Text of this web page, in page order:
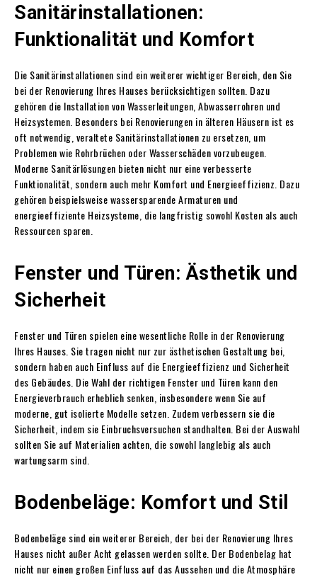
Sanitärinstallationen:
Funktionalität und Komfort
Die Sanitärinstallationen sind ein weiterer wichtiger Bereich, den Sie
bei der Renovierung Ihres Hauses berücksichtigen sollten. Dazu
gehören die Installation von Wasserleitungen, Abwasserrohren und
Heizsystemen. Besonders bei Renovierungen in älteren Häusern ist es
oft notwendig, veraltete Sanitärinstallationen zu ersetzen, um
Problemen wie Rohrbrüchen oder Wasserschäden vorzubeugen.
Moderne Sanitärlösungen bieten nicht nur eine verbesserte
Funktionalität, sondern auch mehr Komfort und Energieeffizienz. Dazu
gehören beispielsweise wassersparende Armaturen und
energieeffiziente Heizsysteme, die langfristig sowohl Kosten als auch
Ressourcen sparen.
Fenster und Türen: Ästhetik und
Sicherheit
Fenster und Türen spielen eine wesentliche Rolle in der Renovierung
Ihres Hauses. Sie tragen nicht nur zur ästhetischen Gestaltung bei,
sondern haben auch Einfluss auf die Energieeffizienz und Sicherheit
des Gebäudes. Die Wahl der richtigen Fenster und Türen kann den
Energieverbrauch erheblich senken, insbesondere wenn Sie auf
moderne, gut isolierte Modelle setzen. Zudem verbessern sie die
Sicherheit, indem sie Einbruchsversuchen standhalten. Bei der Auswahl
sollten Sie auf Materialien achten, die sowohl langlebig als auch
wartungsarm sind.
Bodenbeläge: Komfort und Stil
Bodenbeläge sind ein weiterer Bereich, der bei der Renovierung Ihres
Hauses nicht außer Acht gelassen werden sollte. Der Bodenbelag hat
nicht nur einen großen Einfluss auf das Aussehen und die Atmosphäre